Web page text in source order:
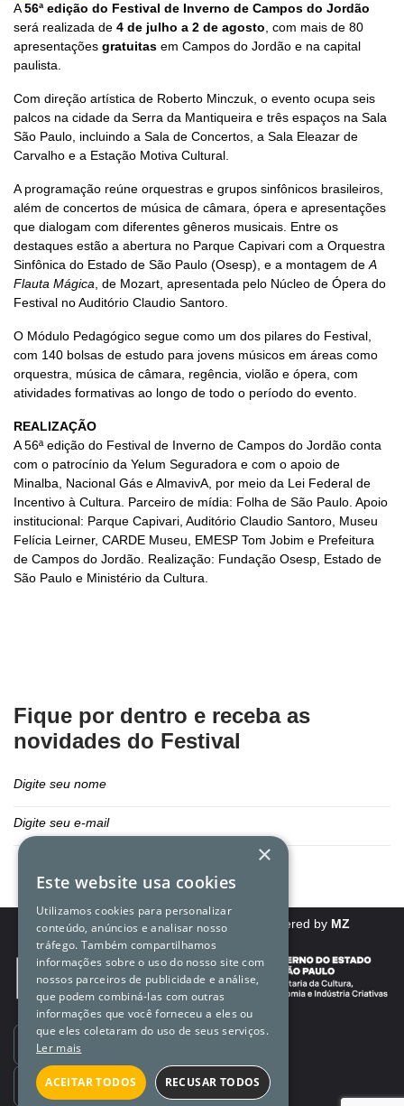
A56ª edição do Festival de Inverno de Campos do Jordão
será realizada de 4 de julho a 2 de agosto , com mais de 80
apresentações gratuitas em Campos do Jordão e na capital
paulista.
Com direção artística de Roberto Minczuk, o evento ocupa seis
palcos na cidade da Serra da Mantiqueira e três espaços na Sala
São Paulo, incluindo a Sala de Concertos, a Sala Eleazar de
Carvalho e a Estação Motiva Cultural.
A programação reúne orquestras e grupos sinfônicos brasileiros,
além de concertos de música de câmara, ópera e apresentações
que dialogam com diferentes gêneros musicais. Entre os
destaques estão a abertura no Parque Capivari com a Orquestra
Sinfônica do Estado de São Paulo (Osesp), e a montagem de A
Flauta Mágica , de Mozart, apresentada pelo Núcleo de Ópera do
Festival no Auditório Claudio Santoro.
O Módulo Pedagógico segue como um dos pilares do Festival,
com 140 bolsas de estudo para jovens músicos em áreas como
orquestra, música de câmara, regência, violão e ópera, com
atividades formativas ao longo de todo o período do evento.
REALIZAÇÃO
A 56ª edição do Festival de Inverno de Campos do Jordão conta
com o patrocínio da Yelum Seguradora e com o apoio de
Minalba, Nacional Gás e AlmavivA, por meio da Lei Federal de
Incentivo à Cultura. Parceiro de mídia: Folha de São Paulo. Apoio
institucional: Parque Capivari, Auditório Claudio Santoro, Museu
Felícia Leirner, CARDE Museu, EMESP Tom Jobim e Prefeitura
de Campos do Jordão. Realização: Fundação Osesp, Estado de
São Paulo e Ministério da Cultura.
Fique por dentro e receba as
novidades do Festival
Política de direitos e privacidade Powered by MZ
Ouvidoria
Transparência
×
Este website usa cookies
Utilizamos cookies para personalizar
conteúdo, anúncios e analisar nosso
tráfego. Também compartilhamos
informações sobre o uso do nosso site com
nossos parceiros de publicidade e análise,
que podem combiná-las com outras
informações que você forneceu a eles ou
que eles coletaram do uso de seus serviços.
Ler mais
ACEITAR TODOS RECUSAR TODOS